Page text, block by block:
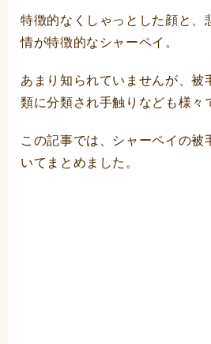
特徴的なくしゃっとした顔と、
情が特徴的なシャーペイ。
あまり知られていませんが、被
類に分類され手触りなども様々
この記事では、シャーペイの被
いてまとめました。